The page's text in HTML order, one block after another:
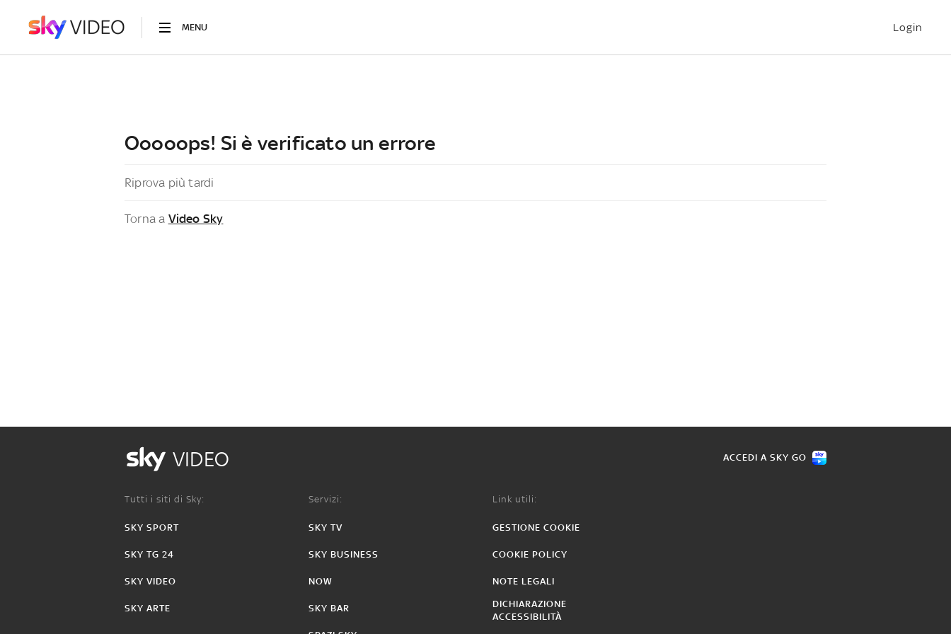
MENU Login
Ooooops! Si è verificato un errore
Riprova più tardi
Torna a Video Sky
VIDEO ACCEDI A SKY GO
Tutti i siti di Sky:
SKY SPORT
SKY TG 24
SKY VIDEO
SKY ARTE
Servizi:
SKY TV
SKY BUSINESS
NOW
SKY BAR
Link utili:
GESTIONE COOKIE
COOKIE POLICY
NOTE LEGALI
DICHIARAZIONE
ACCESSIBILITÀ